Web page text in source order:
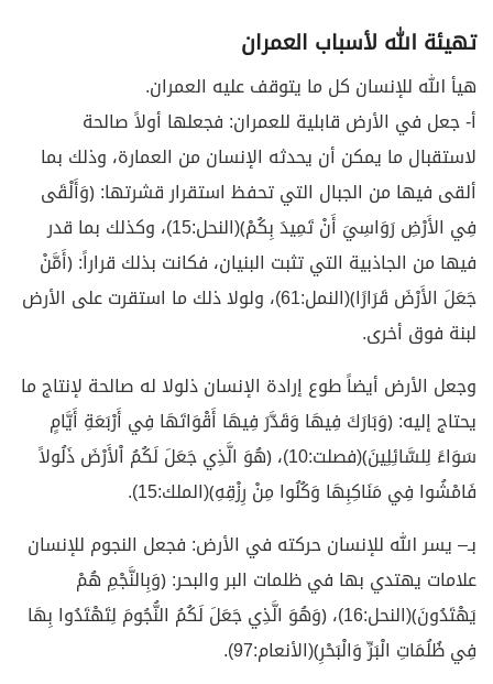
تهيئة الله لأسباب العمران
هيأ الله للإنسان كل ما يتوقف عليه العمران.
أ- جعل في الأرض قابلية للعمران: فجعلها أولاً صالحة
لاستقبال ما يمكن أن يحدثه الإنسان من العمارة، وذلك بما
ألقى فيها من الجبال التي تحفظ استقرار قشرتها: ﴿وَأَلْقَى
فِي الأَرْضِ رَوَاسِيَ أَنْ تَمِيدَ بِكُمْ﴾(النحل:15)، وكذلك بما قدر
فيها من الجاذبية التي تثبت البنيان، فكانت بذلك قراراً: ﴿أَمَّنْ
جَعَلَ الأَرْضَ قَرَارًا﴾(النمل:61)، ولولا ذلك ما استقرت على الأرض
لبنة فوق أخرى.
وجعل الأرض أيضاً طوع إرادة الإنسان ذلولا له صالحة لإنتاج ما
يحتاج إليه: ﴿وَبَارَكَ فِيهَا وَقَدَّرَ فِيهَا أَقْوَاتَهَا فِي أَرْبَعَةِ أَيَّامٍ
سَوَاءً لِلسَّائِلِينَ﴾(فصلت:10)، ﴿هُوَ الَّذِي جَعَلَ لَكُمُ اْلأَرْضَ ذَلُولاً
فَامْشُوا فِي مَنَاكِبِهَا وَكُلُوا مِنْ رِزْقِهِ﴾(الملك:15).
بـ– يسر الله للإنسان حركته في الأرض: فجعل النجوم للإنسان
علامات يهتدي بها في ظلمات البر والبحر: ﴿وَبِالنَّجْمِ هُمْ
يَهْتَدُونَ﴾(النحل:16)، ﴿وَهُوَ الَّذِي جَعَلَ لَكُمُ النُّجُومَ لِتَهْتَدُوا بِهَا
فِي ظُلُمَاتِ الْبَرِّ وَالْبَحْرِ﴾(الأنعام:97).